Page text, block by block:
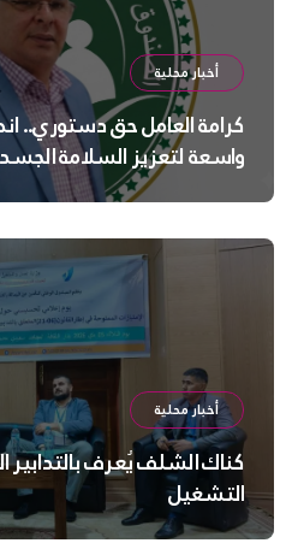
أخبار محلية
كرامة العامل حق دستوري..
واسعة لتعزيز السلامة
أخبار محلية
كناك الشلف يُعرف
التشغيل